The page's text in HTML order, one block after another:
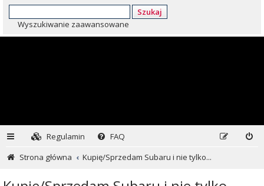
Szukaj
Wyszukiwanie zaawansowane
Regulamin
FAQ
Strona główna
Kupię/Sprzedam Subaru i nie tylko...